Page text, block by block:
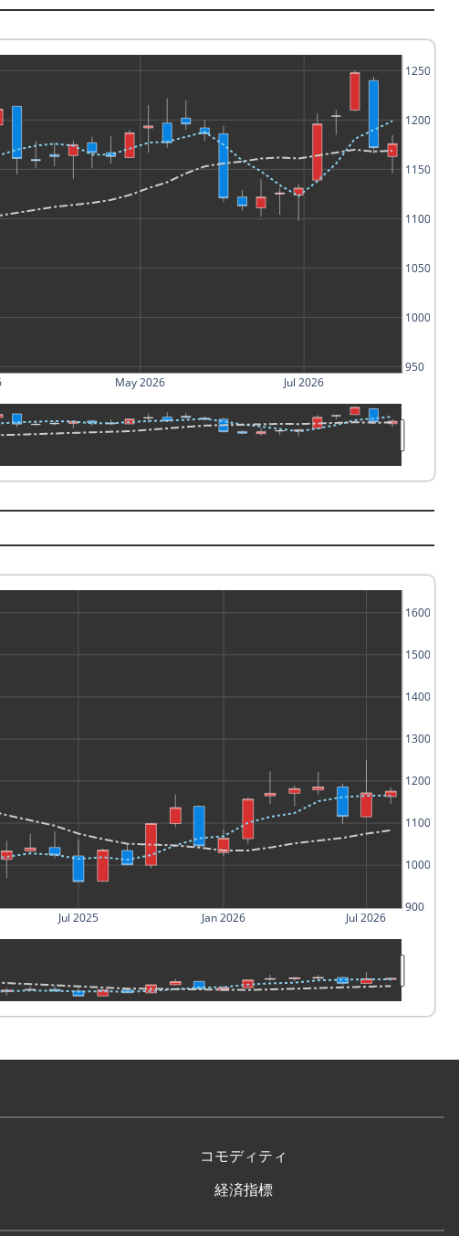
May 2026 Jul 2026
950
1000
1050
1100
1150
1200
1250
Jul 2025 Jan 2026 Jul 2026
900
1000
1100
1200
1300
1400
1500
1600
コモディティ
経済指標